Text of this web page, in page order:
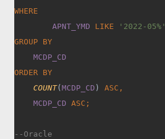
WHERE
APNT_YMD LIKE
'2022-05%'
GROUP BY
MCDP_CD
ORDER BY
COUNT( MCDP_CD ) ASC,
MCDP_CD ASC;
--Oracle